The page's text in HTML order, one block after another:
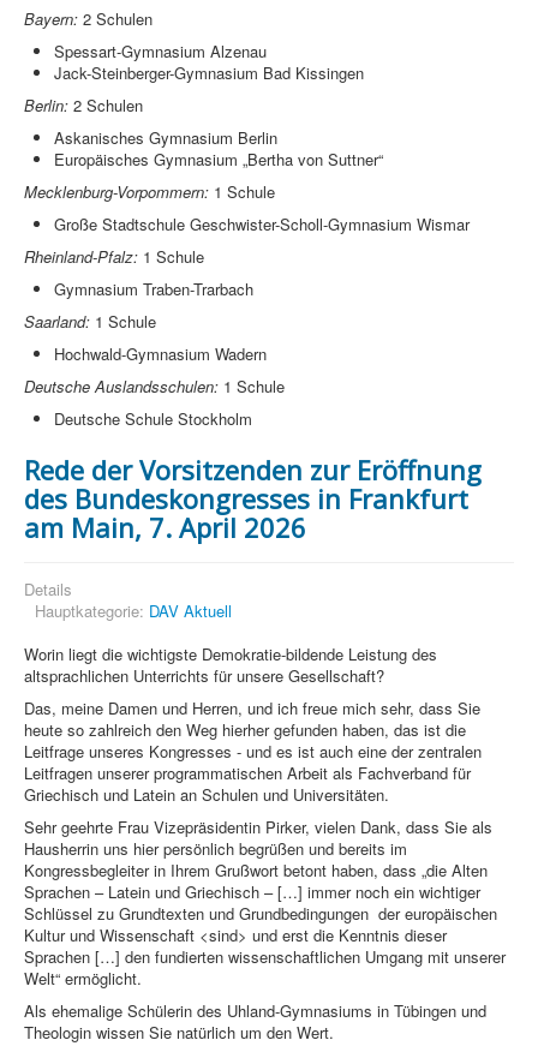
Bayern: 2 Schulen
Spessart-Gymnasium Alzenau
Jack-Steinberger-Gymnasium Bad Kissingen
Berlin: 2 Schulen
Askanisches Gymnasium Berlin
Europäisches Gymnasium „Bertha von Suttner“
Mecklenburg-Vorpommern: 1 Schule
Große Stadtschule Geschwister-Scholl-Gymnasium Wismar
Rheinland-Pfalz: 1 Schule
Gymnasium Traben-Trarbach
Saarland: 1 Schule
Hochwald-Gymnasium Wadern
Deutsche Auslandsschulen: 1 Schule
Deutsche Schule Stockholm
Rede der Vorsitzenden zur Eröffnung
des Bundeskongresses in Frankfurt
am Main, 7. April 2026
Details
Hauptkategorie: DAV Aktuell
Worin liegt die wichtigste Demokratie-bildende Leistung des
altsprachlichen Unterrichts für unsere Gesellschaft?
Das, meine Damen und Herren, und ich freue mich sehr, dass Sie
heute so zahlreich den Weg hierher gefunden haben, das ist die
Leitfrage unseres Kongresses - und es ist auch eine der zentralen
Leitfragen unserer programmatischen Arbeit als Fachverband für
Griechisch und Latein an Schulen und Universitäten.
Sehr geehrte Frau Vizepräsidentin Pirker, vielen Dank, dass Sie als
Hausherrin uns hier persönlich begrüßen und bereits im
Kongressbegleiter in Ihrem Grußwort betont haben, dass „die Alten
Sprachen – Latein und Griechisch – […] immer noch ein wichtiger
Schlüssel zu Grundtexten und Grundbedingungen der europäischen
Kultur und Wissenschaft <sind> und erst die Kenntnis dieser
Sprachen […] den fundierten wissenschaftlichen Umgang mit unserer
Welt“ ermöglicht.
Als ehemalige Schülerin des Uhland-Gymnasiums in Tübingen und
Theologin wissen Sie natürlich um den Wert.